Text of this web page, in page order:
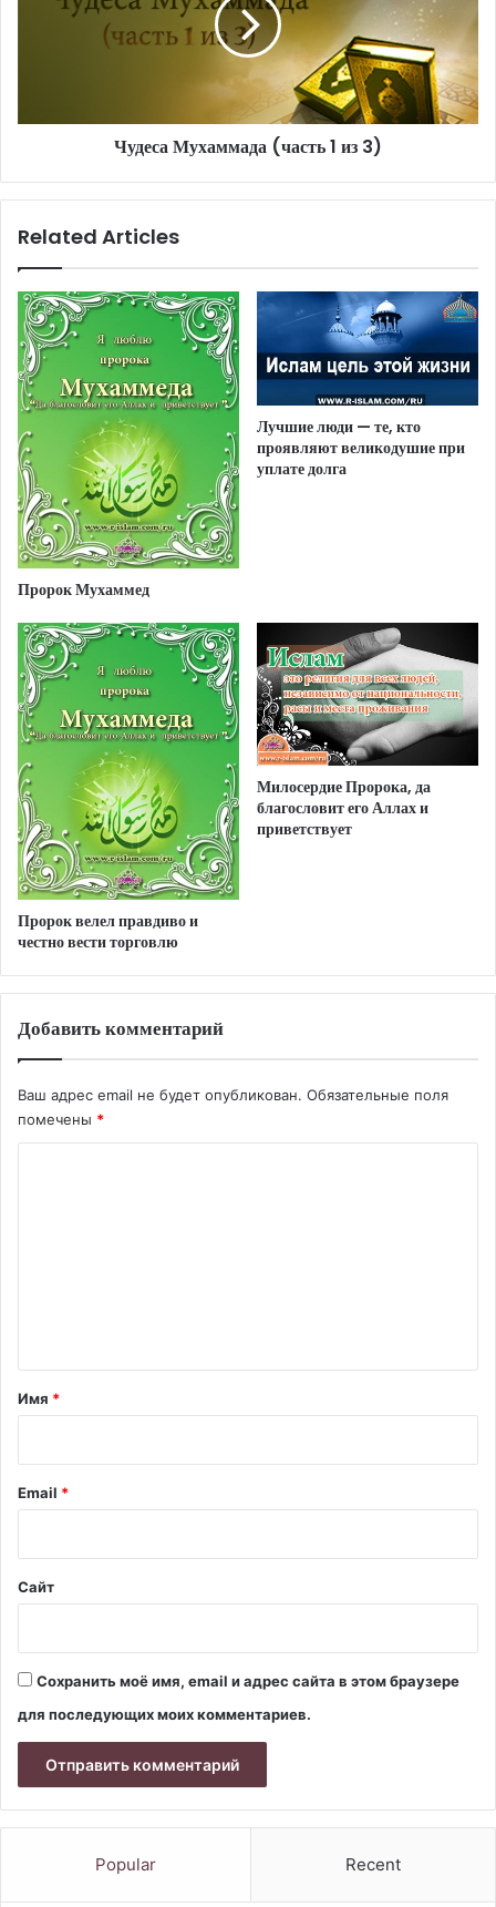
Чудеса Мухаммада (часть 1 из 3)
Related Articles
Пророк Мухаммед
Лучшие люди — те, кто
проявляют великодушие при
уплате долга
Пророк велел правдиво и
честно вести торговлю
Милосердие Пророка, да
благословит его Аллах и
приветствует
Добавить комментарий
Ваш адрес email не будет опубликован. Обязательные поля
помечены *
а
й
Имя *
Email *
Сайт
Сохранить моё имя, email и адрес сайта в этом браузере
для последующих моих комментариев.
Popular Recent